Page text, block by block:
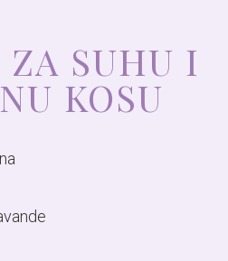
ZA SUHU I
KOSU